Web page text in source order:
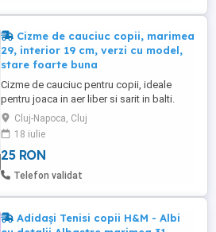
Cizme de cauciuc copii, marimea
29, interior 19 cm, verzi cu model,
stare foarte buna
Cizme de cauciuc pentru copii, ideale
pentru joaca in aer liber si sarit in balti.
Detalii produs: Marime: 29 interior 19 cm
Inaltime: aprox. 18 cm (sunt inalte,
protejeaza bine piciorul) Culoare: Verde
vesel cu imprimeu geometric albastru
inchis Stare: In stare foarte buna. Talpa
Cluj-Napoca, Cluj
18 iulie
25 RON
Telefon validat
Adidași Tenisi copii H&M - Albi